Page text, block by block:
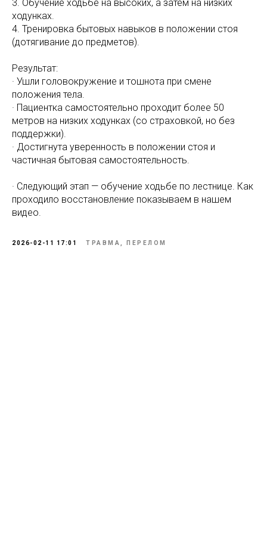
3. Обучение ходьбе на высоких, а затем на низких
ходунках.
4. Тренировка бытовых навыков в положении стоя
(дотягивание до предметов).
Результат:
· Ушли головокружение и тошнота при смене
положения тела.
· Пациентка самостоятельно проходит более 50
метров на низких ходунках (со страховкой, но без
поддержки).
· Достигнута уверенность в положении стоя и
частичная бытовая самостоятельность.
· Следующий этап — обучение ходьбе по лестнице. Как
проходило восстановление показываем в нашем
видео.
2026-02-11 17:01 ТРАВМА, ПЕРЕЛОМ